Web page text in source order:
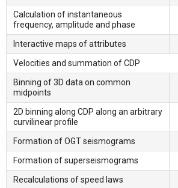
Calculation of instantaneous
frequency, amplitude and phase
Interactive maps of attributes
Velocities and summation of CDP
Binning of 3D data on common
midpoints
2D binning along CDP along an arbitrary
curvilinear profile
Formation of OGT seismograms
Formation of superseismograms
Recalculations of speed laws